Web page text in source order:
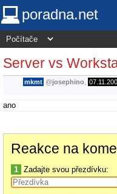
poradna.net
Server vs
mkmt @josephino
ano
Reakce na
1 Zadajte svou přezdívku: